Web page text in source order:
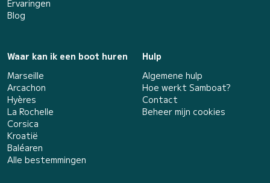
Ervaringen
Blog
Waar kan ik een boot huren
Marseille
Arcachon
Hyères
La Rochelle
Corsica
Kroatië
Baléaren
Alle bestemmingen
Hulp
Algemene hulp
Hoe werkt Samboat?
Contact
Beheer mijn cookies